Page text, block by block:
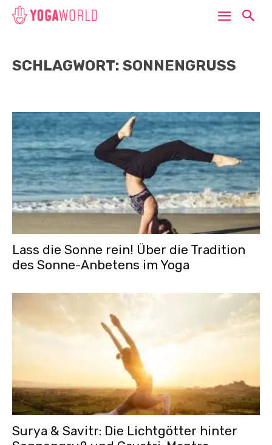
SCHLAGWORT: SONNENGRUSS
Lass die Sonne rein! Über die Tradition
des Sonne-Anbetens im Yoga
Surya & Savitr: Die Lichtgötter hinter